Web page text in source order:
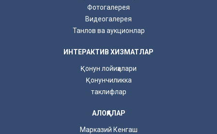
Фотогалерея
Видеогалерея
Танлов ва аукционлар
ИНТЕРАКТИВ ХИЗМАТЛАР
Қонун лойиҳалари
Қонунчиликка
таклифлар
АЛОҚАЛАР
Марказий Кенгаш